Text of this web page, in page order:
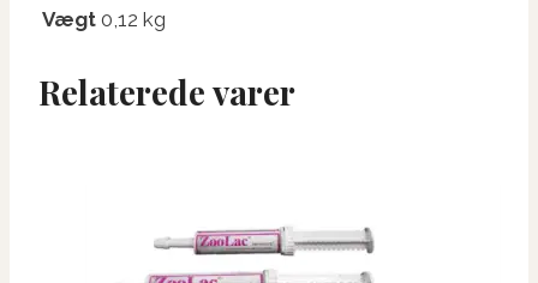
Vægt 0,12 kg
Relaterede varer